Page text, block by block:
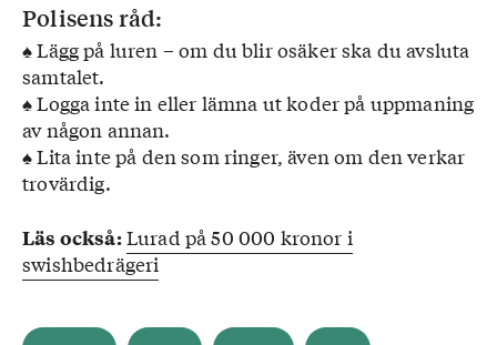
Polisens råd:
♠ Lägg på luren – om du blir osäker ska du avsluta
samtalet.
♠ Logga inte in eller lämna ut koder på uppmaning
av någon annan.
♠ Lita inte på den som ringer, även om den verkar
trovärdig.
Läs också:Lurad på 50 000 kronor i
swishbedrägeri